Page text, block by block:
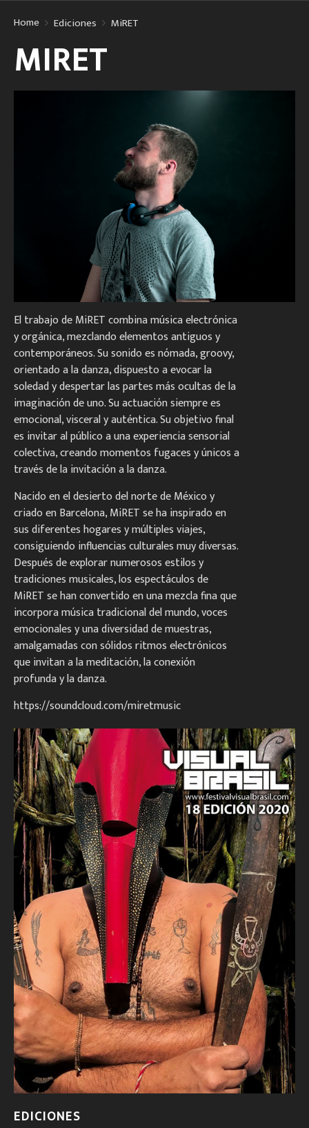
Home Ediciones MiRET
MIRET
El trabajo de MiRET combina música electrónica
y orgánica, mezclando elementos antiguos y
contemporáneos. Su sonido es nómada, groovy,
orientado a la danza, dispuesto a evocar la
soledad y despertar las partes más ocultas de la
imaginación de uno. Su actuación siempre es
emocional, visceral y auténtica. Su objetivo final
es invitar al público a una experiencia sensorial
colectiva, creando momentos fugaces y únicos a
través de la invitación a la danza.
Nacido en el desierto del norte de México y
criado en Barcelona, MiRET se ha inspirado en
sus diferentes hogares y múltiples viajes,
consiguiendo influencias culturales muy diversas.
Después de explorar numerosos estilos y
tradiciones musicales, los espectáculos de
MiRET se han convertido en una mezcla fina que
incorpora música tradicional del mundo, voces
emocionales y una diversidad de muestras,
amalgamadas con sólidos ritmos electrónicos
que invitan a la meditación, la conexión
profunda y la danza.
https://soundcloud.com/miretmusic
EDICIONES